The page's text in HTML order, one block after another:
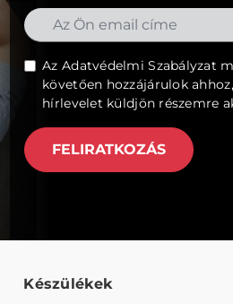
AzAdatvédelmi Szabályzat
követően hozzájárulok
hírlevelet küldjön részemre
FELIRATKOZÁS
Készülékek